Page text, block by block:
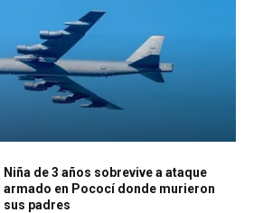
Niña de 3 años sobrevive a ataque
armado en Pococí donde murieron
sus padres